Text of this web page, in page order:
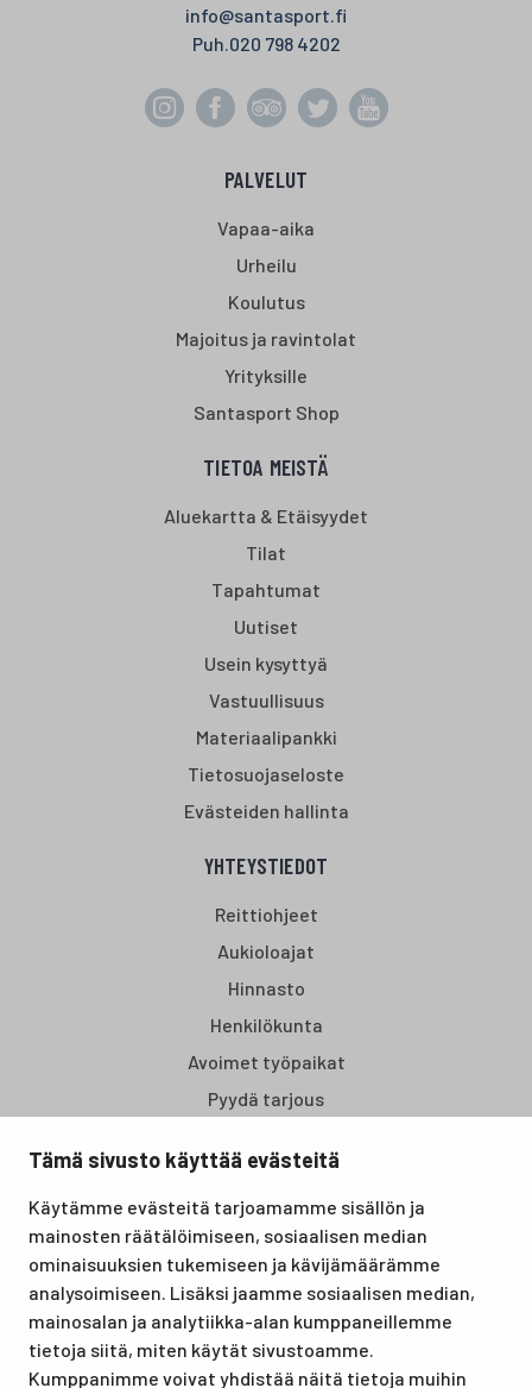
Tämä sivusto käyttää evästeitä
Käytämme evästeitä tarjoamamme sisällön ja
mainosten räätälöimiseen, sosiaalisen median
ominaisuuksien tukemiseen ja kävijämäärämme
analysoimiseen. Lisäksi jaamme sosiaalisen median,
mainosalan ja analytiikka-alan kumppaneillemme
tietoja siitä, miten käytät sivustoamme.
Kumppanimme voivat yhdistää näitä tietoja muihin
info@santasport.fi
Puh.020 798 4202
PALVELUT
Vapaa-aika
Urheilu
Koulutus
Majoitus ja ravintolat
Yrityksille
Santasport Shop
TIETOA MEISTÄ
Aluekartta & Etäisyydet
Tilat
Tapahtumat
Uutiset
Usein kysyttyä
Vastuullisuus
Materiaalipankki
Tietosuojaseloste
Evästeiden hallinta
YHTEYSTIEDOT
Reittiohjeet
Aukioloajat
Hinnasto
Henkilökunta
Avoimet työpaikat
Pyydä tarjous
koulutus- ja vapaa-ajan keskus, joka tarjoaa puitteet niin
lomille, harrastuksille kuin kansainvälisen tason
urheilutapahtumillekin. Santasport on myös virallinen
olympiavalmennuskeskus lumi- ja jääurheilulajeissa sekä
taitovalmennuksessa.